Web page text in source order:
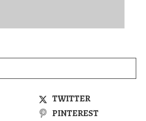
TWITTER
PINTEREST